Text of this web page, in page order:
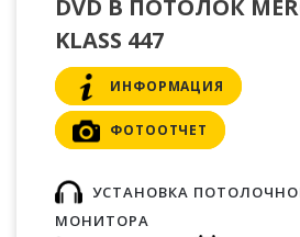
DVD В ПОТОЛОК
KLASS 447
ИНФОРМАЦИЯ
ФОТООТЧЕТ
УСТАНОВКА
МОНИТОРА